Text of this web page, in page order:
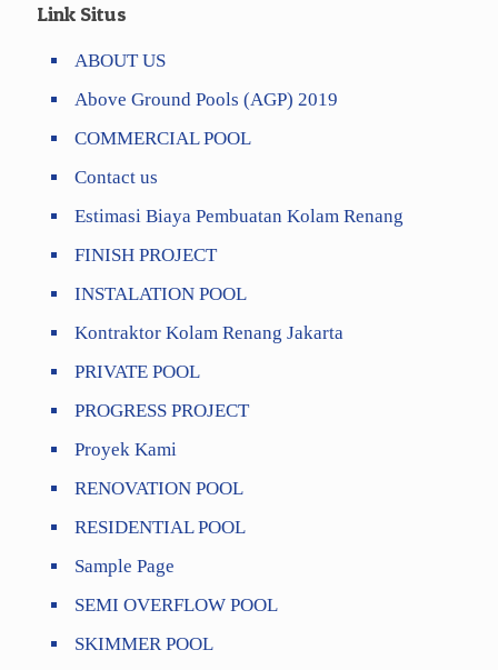
Link Situs
ABOUT US
Above Ground Pools (AGP) 2019
COMMERCIAL POOL
Contact us
Estimasi Biaya Pembuatan Kolam Renang
FINISH PROJECT
INSTALATION POOL
Kontraktor Kolam Renang Jakarta
PRIVATE POOL
PROGRESS PROJECT
Proyek Kami
RENOVATION POOL
RESIDENTIAL POOL
Sample Page
SEMI OVERFLOW POOL
SKIMMER POOL